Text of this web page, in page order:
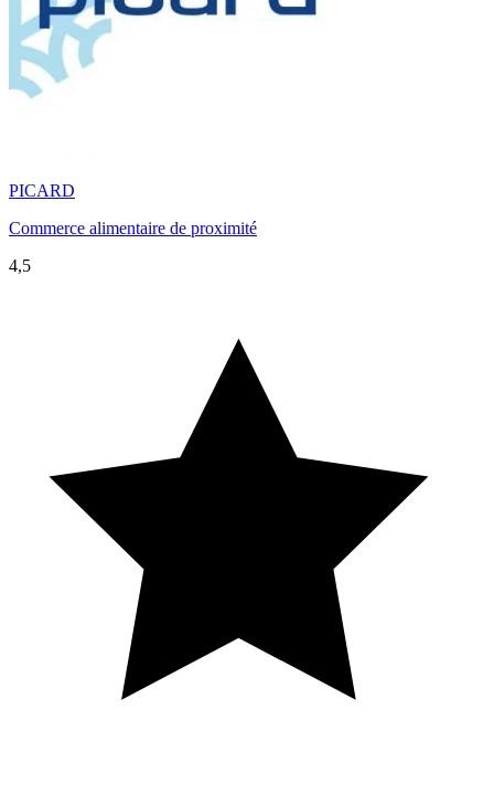
PICARD
Commerce alimentaire de proximité
4,5